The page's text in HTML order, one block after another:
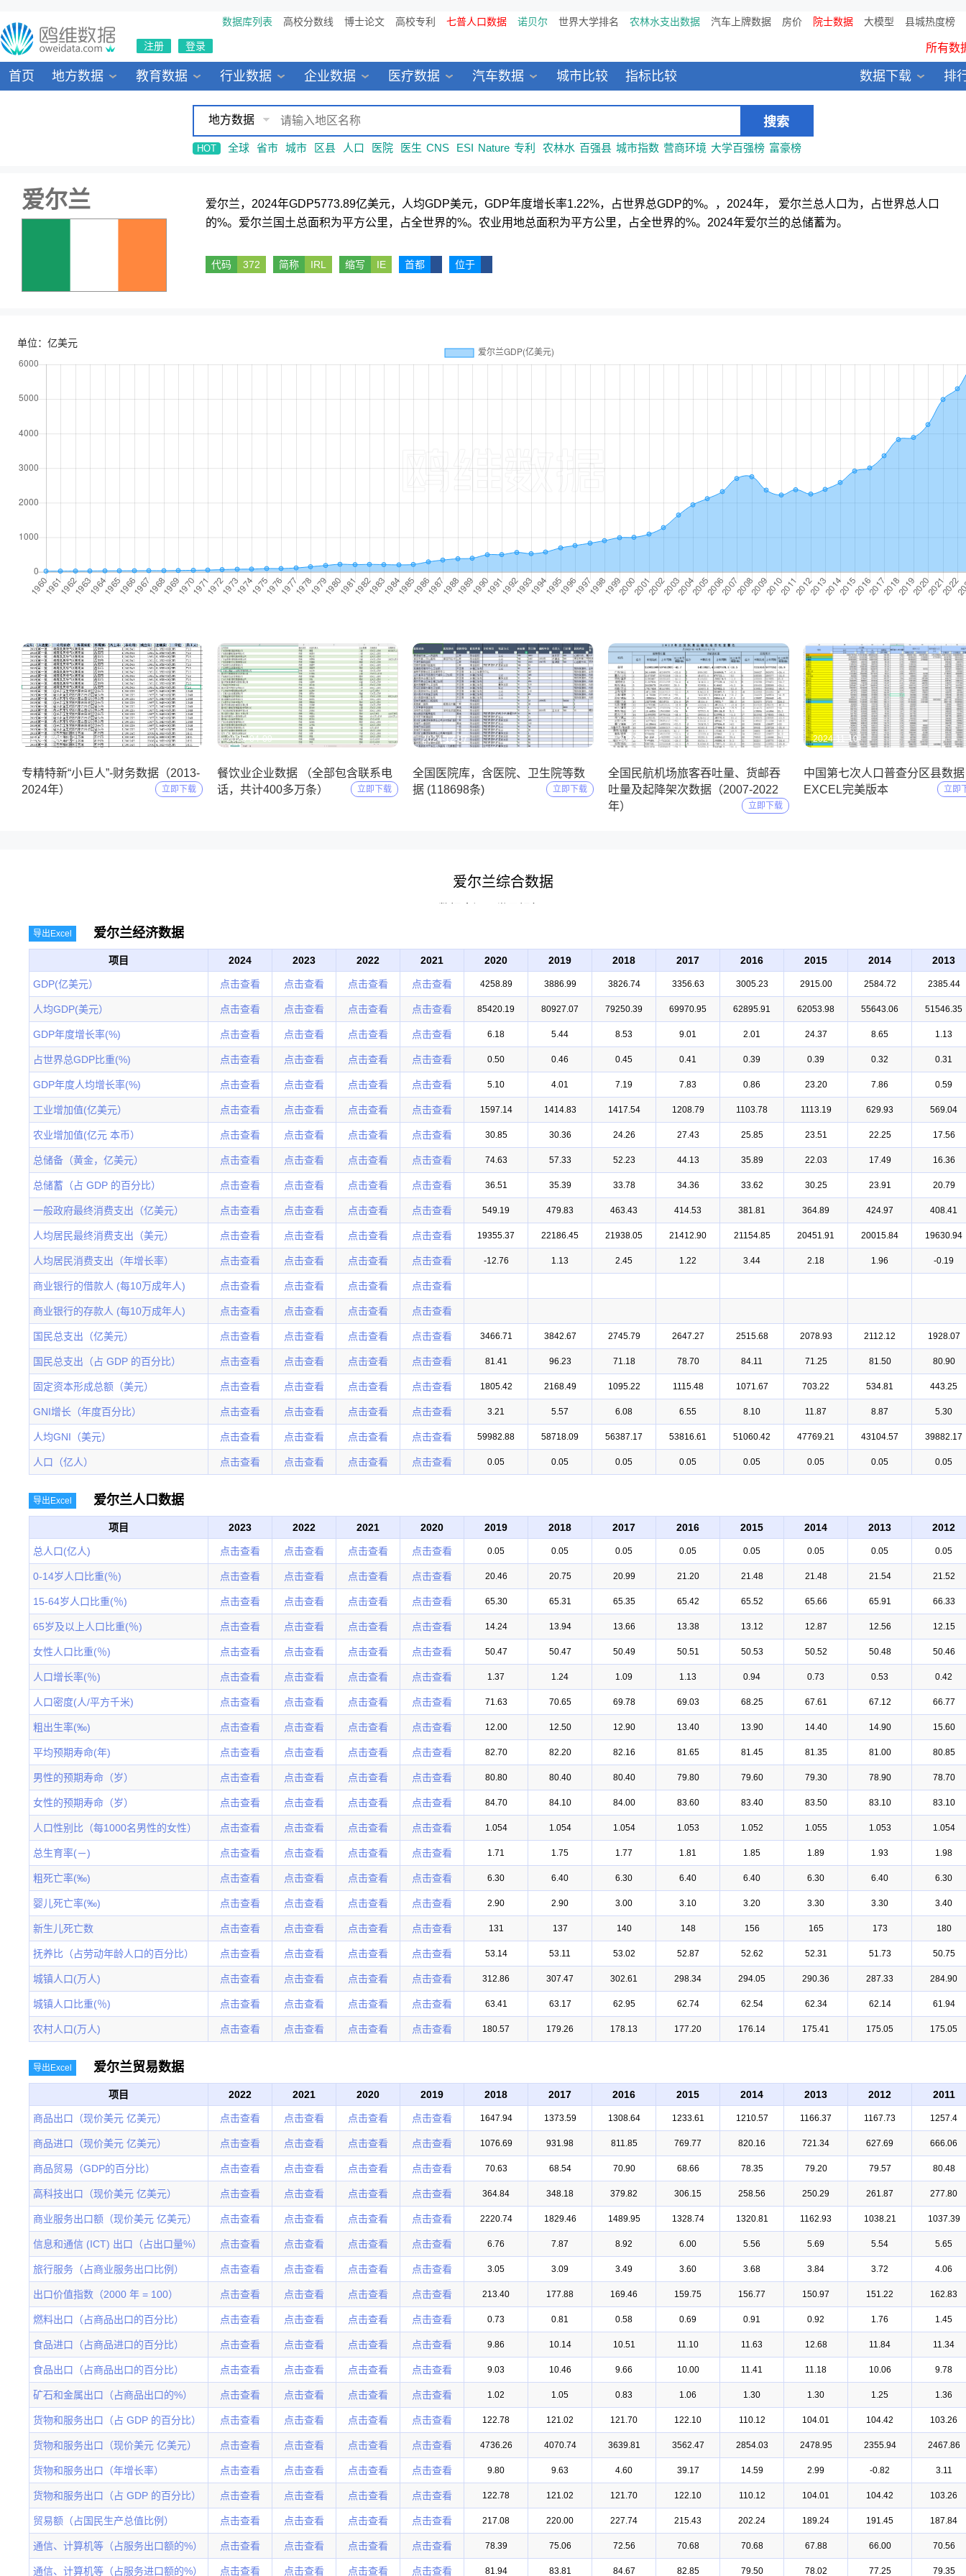
数据库列表 高校分数线 博士论文 高校专利 七普人口数据 诺贝尔 世界大学排名 农林水支出数据 汽车上牌数据 房价 院士数据 大模型 县城热度榜
注册 登录
鸥维数据发布：2024中国大
所有数
全新医院库 包含11万多医疗
首页 地方数据 教育数据 行业数据 企业数据 医疗数据 汽车数据 城市比较 指标比较 排
数据下载
地方数据
HOT 全球 省市 城市 区县 人口 医院 医生 CNS ESI Nature 专利 农林水 百强县 城市指数 营商环境 大学百强榜 富豪榜
爱尔兰
爱尔兰，2024年GDP5773.89亿美元，人均GDP美元，GDP年度增长率1.22%，占世界总GDP的%。，2024年， 爱尔兰总人口为，占世界总人口
的%。爱尔兰国土总面积为平方公里，占全世界的%。农业用地总面积为平方公里，占全世界的%。2024年爱尔兰的总储蓄为。
代码 372 简称 IRL 缩写 IE 首都 位于
单位：亿美元
2025-05-11
专精特新“小巨人”-财务数据（2013-
2024年）
立即下载
2025-04-09
餐饮业企业数据 （全部包含联系电
话，共计400多万条）
立即下载
2024-12-07
全国医院库，含医院、卫生院等数
据 (118698条)
立即下载
2024-12-01
全国民航机场旅客吞吐量、货邮吞
吐量及起降架次数据（2007-2022
年）
立即下载
2024-11-10
中国第七次人口普查分区县数据
EXCEL完美版本
立即
爱尔兰综合数据
爱尔兰经济数据
导出Excel
项目 2024 2023 2022 2021 2020 2019 2018 2017 2016 2015 2014 2013
GDP(亿美元） 点击查看 点击查看 点击查看 点击查看 4258.89 3886.99 3826.74 3356.63 3005.23 2915.00 2584.72 2385.44
人均GDP(美元） 点击查看 点击查看 点击查看 点击查看 85420.19 80927.07 79250.39 69970.95 62895.91 62053.98 55643.06 51546.35
GDP年度增长率(%) 点击查看 点击查看 点击查看 点击查看 6.18 5.44 8.53 9.01 2.01 24.37 8.65 1.13
占世界总GDP比重(%) 点击查看 点击查看 点击查看 点击查看 0.50 0.46 0.45 0.41 0.39 0.39 0.32 0.31
GDP年度人均增长率(%) 点击查看 点击查看 点击查看 点击查看 5.10 4.01 7.19 7.83 0.86 23.20 7.86 0.59
工业增加值(亿美元） 点击查看 点击查看 点击查看 点击查看 1597.14 1414.83 1417.54 1208.79 1103.78 1113.19 629.93 569.04
农业增加值(亿元 本币） 点击查看 点击查看 点击查看 点击查看 30.85 30.36 24.26 27.43 25.85 23.51 22.25 17.56
总储备（黄金，亿美元） 点击查看 点击查看 点击查看 点击查看 74.63 57.33 52.23 44.13 35.89 22.03 17.49 16.36
总储蓄（占 GDP 的百分比） 点击查看 点击查看 点击查看 点击查看 36.51 35.39 33.78 34.36 33.62 30.25 23.91 20.79
一般政府最终消费支出（亿美元） 点击查看 点击查看 点击查看 点击查看 549.19 479.83 463.43 414.53 381.81 364.89 424.97 408.41
人均居民最终消费支出（美元） 点击查看 点击查看 点击查看 点击查看 19355.37 22186.45 21938.05 21412.90 21154.85 20451.91 20015.84 19630.94
人均居民消费支出（年增长率） 点击查看 点击查看 点击查看 点击查看 -12.76 1.13 2.45 1.22 3.44 2.18 1.96 -0.19
商业银行的借款人 (每10万成年人) 点击查看 点击查看 点击查看 点击查看
商业银行的存款人 (每10万成年人) 点击查看 点击查看 点击查看 点击查看
国民总支出（亿美元） 点击查看 点击查看 点击查看 点击查看 3466.71 3842.67 2745.79 2647.27 2515.68 2078.93 2112.12 1928.07
国民总支出（占 GDP 的百分比） 点击查看 点击查看 点击查看 点击查看 81.41 96.23 71.18 78.70 84.11 71.25 81.50 80.90
固定资本形成总额（美元） 点击查看 点击查看 点击查看 点击查看 1805.42 2168.49 1095.22 1115.48 1071.67 703.22 534.81 443.25
GNI增长（年度百分比） 点击查看 点击查看 点击查看 点击查看 3.21 5.57 6.08 6.55 8.10 11.87 8.87 5.30
人均GNI（美元） 点击查看 点击查看 点击查看 点击查看 59982.88 58718.09 56387.17 53816.61 51060.42 47769.21 43104.57 39882.17
人口（亿人） 点击查看 点击查看 点击查看 点击查看 0.05 0.05 0.05 0.05 0.05 0.05 0.05 0.05
爱尔兰人口数据
导出Excel
项目 2023 2022 2021 2020 2019 2018 2017 2016 2015 2014 2013 2012
总人口(亿人) 点击查看 点击查看 点击查看 点击查看 0.05 0.05 0.05 0.05 0.05 0.05 0.05 0.05
0-14岁人口比重(％) 点击查看 点击查看 点击查看 点击查看 20.46 20.75 20.99 21.20 21.48 21.48 21.54 21.52
15-64岁人口比重(％) 点击查看 点击查看 点击查看 点击查看 65.30 65.31 65.35 65.42 65.52 65.66 65.91 66.33
65岁及以上人口比重(％) 点击查看 点击查看 点击查看 点击查看 14.24 13.94 13.66 13.38 13.12 12.87 12.56 12.15
女性人口比重(％) 点击查看 点击查看 点击查看 点击查看 50.47 50.47 50.49 50.51 50.53 50.52 50.48 50.46
人口增长率(％) 点击查看 点击查看 点击查看 点击查看 1.37 1.24 1.09 1.13 0.94 0.73 0.53 0.42
人口密度(人/平方千米) 点击查看 点击查看 点击查看 点击查看 71.63 70.65 69.78 69.03 68.25 67.61 67.12 66.77
粗出生率(‰) 点击查看 点击查看 点击查看 点击查看 12.00 12.50 12.90 13.40 13.90 14.40 14.90 15.60
平均预期寿命(年) 点击查看 点击查看 点击查看 点击查看 82.70 82.20 82.16 81.65 81.45 81.35 81.00 80.85
男性的预期寿命（岁） 点击查看 点击查看 点击查看 点击查看 80.80 80.40 80.40 79.80 79.60 79.30 78.90 78.70
女性的预期寿命（岁） 点击查看 点击查看 点击查看 点击查看 84.70 84.10 84.00 83.60 83.40 83.50 83.10 83.10
人口性别比（每1000名男性的女性） 点击查看 点击查看 点击查看 点击查看 1.054 1.054 1.054 1.053 1.052 1.055 1.053 1.054
总生育率(－) 点击查看 点击查看 点击查看 点击查看 1.71 1.75 1.77 1.81 1.85 1.89 1.93 1.98
粗死亡率(‰) 点击查看 点击查看 点击查看 点击查看 6.30 6.40 6.30 6.40 6.40 6.30 6.40 6.30
婴儿死亡率(‰) 点击查看 点击查看 点击查看 点击查看 2.90 2.90 3.00 3.10 3.20 3.30 3.30 3.40
新生儿死亡数 点击查看 点击查看 点击查看 点击查看 131 137 140 148 156 165 173 180
抚养比（占劳动年龄人口的百分比） 点击查看 点击查看 点击查看 点击查看 53.14 53.11 53.02 52.87 52.62 52.31 51.73 50.75
城镇人口(万人) 点击查看 点击查看 点击查看 点击查看 312.86 307.47 302.61 298.34 294.05 290.36 287.33 284.90
城镇人口比重(％) 点击查看 点击查看 点击查看 点击查看 63.41 63.17 62.95 62.74 62.54 62.34 62.14 61.94
农村人口(万人) 点击查看 点击查看 点击查看 点击查看 180.57 179.26 178.13 177.20 176.14 175.41 175.05 175.05
爱尔兰贸易数据
导出Excel
项目 2022 2021 2020 2019 2018 2017 2016 2015 2014 2013 2012 2011
商品出口（现价美元 亿美元） 点击查看 点击查看 点击查看 点击查看 1647.94 1373.59 1308.64 1233.61 1210.57 1166.37 1167.73 1257.4
商品进口（现价美元 亿美元） 点击查看 点击查看 点击查看 点击查看 1076.69 931.98 811.85 769.77 820.16 721.34 627.69 666.06
商品贸易（GDP的百分比） 点击查看 点击查看 点击查看 点击查看 70.63 68.54 70.90 68.66 78.35 79.20 79.57 80.48
高科技出口（现价美元 亿美元） 点击查看 点击查看 点击查看 点击查看 364.84 348.18 379.82 306.15 258.56 250.29 261.87 277.80
商业服务出口额（现价美元 亿美元） 点击查看 点击查看 点击查看 点击查看 2220.74 1829.46 1489.95 1328.74 1320.81 1162.93 1038.21 1037.39
信息和通信 (ICT) 出口（占出口量%） 点击查看 点击查看 点击查看 点击查看 6.76 7.87 8.92 6.00 5.56 5.69 5.54 5.65
旅行服务（占商业服务出口比例） 点击查看 点击查看 点击查看 点击查看 3.05 3.09 3.49 3.60 3.68 3.84 3.72 4.06
出口价值指数（2000 年 = 100） 点击查看 点击查看 点击查看 点击查看 213.40 177.88 169.46 159.75 156.77 150.97 151.22 162.83
燃料出口（占商品出口的百分比） 点击查看 点击查看 点击查看 点击查看 0.73 0.81 0.58 0.69 0.91 0.92 1.76 1.45
食品进口（占商品进口的百分比） 点击查看 点击查看 点击查看 点击查看 9.86 10.14 10.51 11.10 11.63 12.68 11.84 11.34
食品出口（占商品出口的百分比） 点击查看 点击查看 点击查看 点击查看 9.03 10.46 9.66 10.00 11.41 11.18 10.06 9.78
矿石和金属出口（占商品出口的%） 点击查看 点击查看 点击查看 点击查看 1.02 1.05 0.83 1.06 1.30 1.30 1.25 1.36
货物和服务出口（占 GDP 的百分比） 点击查看 点击查看 点击查看 点击查看 122.78 121.02 121.70 122.10 110.12 104.01 104.42 103.26
货物和服务出口（现价美元 亿美元） 点击查看 点击查看 点击查看 点击查看 4736.26 4070.74 3639.81 3562.47 2854.03 2478.95 2355.94 2467.86
货物和服务出口（年增长率） 点击查看 点击查看 点击查看 点击查看 9.80 9.63 4.60 39.17 14.59 2.99 -0.82 3.11
货物和服务出口（占 GDP 的百分比） 点击查看 点击查看 点击查看 点击查看 122.78 121.02 121.70 122.10 110.12 104.01 104.42 103.26
贸易额（占国民生产总值比例） 点击查看 点击查看 点击查看 点击查看 217.08 220.00 227.74 215.43 202.24 189.24 191.45 187.84
通信、计算机等（占服务出口额的%） 点击查看 点击查看 点击查看 点击查看 78.39 75.06 72.56 70.68 70.68 67.88 66.00 70.56
通信、计算机等（占服务进口额的%） 点击查看 点击查看 点击查看 点击查看 81.94 83.81 84.67 82.85 79.50 78.02 77.25 79.35